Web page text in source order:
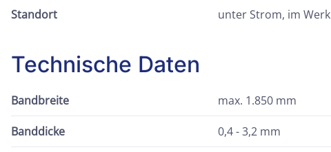
Standort unter Strom, im Werk
Technische Daten
Bandbreite max. 1.850 mm
Banddicke 0,4 - 3,2 mm